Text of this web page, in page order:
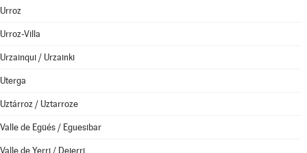
Urroz
Urroz-Villa
Urzainqui / Urzainki
Uterga
Uztárroz / Uztarroze
Valle de Egüés / Eguesibar
Valle de Yerri / Deierri